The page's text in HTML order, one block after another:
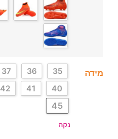
מידה 35
36
37
40
41
42
45
נקה